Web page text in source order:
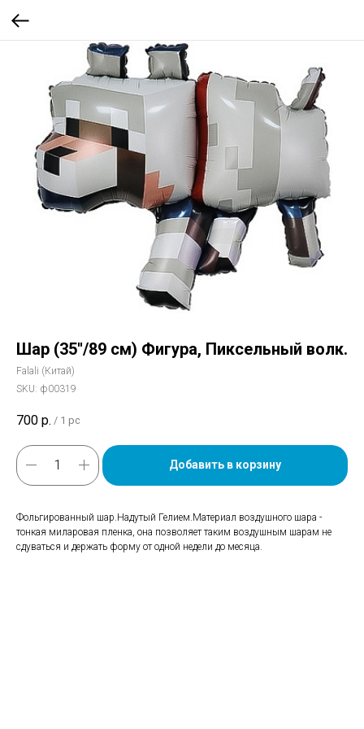
Шар (35''/89 см) Фигура, Пиксельный волк.
Falali (Китай)
SKU: ф00319
700 р. / 1 pc
Добавить в корзину
Фольгированный шар.Надутый Гелием.Материал воздушного шара -
тонкая миларовая пленка, она позволяет таким воздушным шарам не
сдуваться и держать форму от одной недели до месяца.